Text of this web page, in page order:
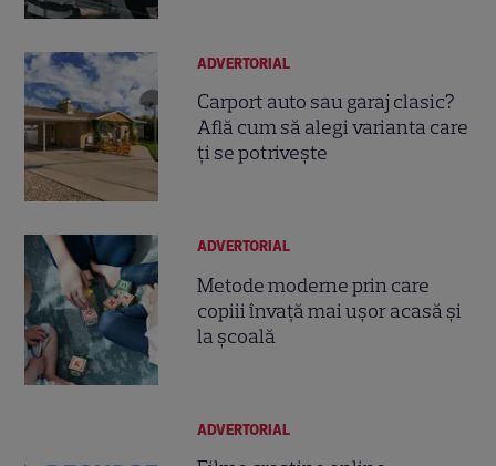
ADVERTORIAL
Carport auto sau garaj clasic?
Află cum să alegi varianta care
ți se potrivește
ADVERTORIAL
Metode moderne prin care
copiii învață mai ușor acasă și
la școală
ADVERTORIAL